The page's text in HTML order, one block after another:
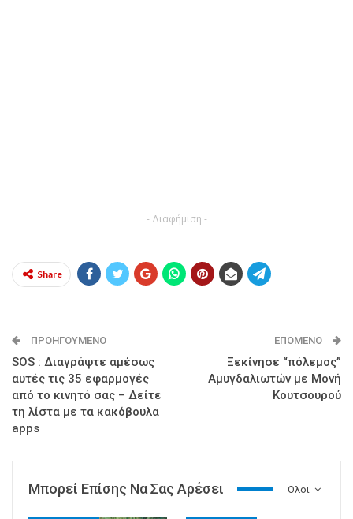
- Διαφήμιση -
Share
ΠΡΟΗΓΟΎΜΕΝΟ
SOS : Διαγράψτε αμέσως
αυτές τις 35 εφαρμογές
από το κινητό σας – Δείτε
τη λίστα με τα κακόβουλα
apps
ΕΠΌΜΕΝΟ
Ξεκίνησε “πόλεμος”
Αμυγδαλιωτών με Μονή
Κουτσουρού
Ολοι
Μπορεί Επίσης Να Σας Αρέσει